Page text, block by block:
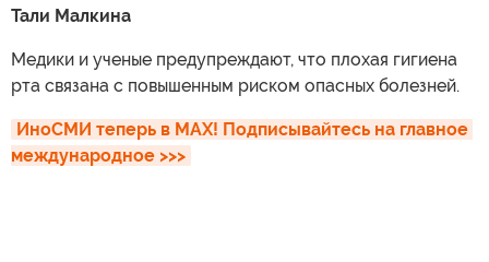
Тали Малкина
Медики и ученые предупреждают, что плохая гигиена
рта связана с повышенным риском опасных болезней.
ИноСМИ теперь в MAX! Подписывайтесь на главное
международное >>>